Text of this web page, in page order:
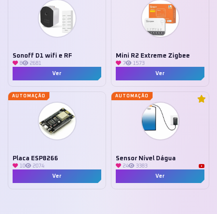
Sonoff D1 wifi e RF
8
2681
Ver
Mini R2 Extreme Zigbee
7
1573
Ver
AUTOMAÇÃO
Placa ESP8266
10
2074
Ver
AUTOMAÇÃO
Sensor Nível Dágua
24
3383
Ver